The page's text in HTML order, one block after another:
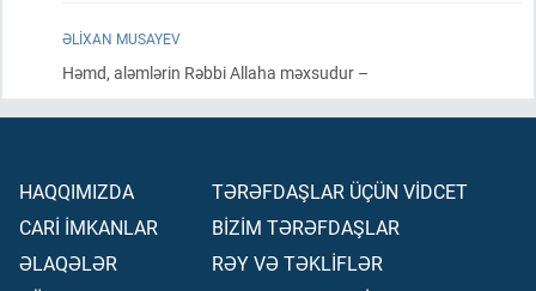
ƏLIXAN MUSAYEV
Həmd, aləmlərin Rəbbi Allaha məxsudur –
HAQQIMIZDA
CARİ İMKANLAR
ƏLAQƏLƏR
TƏRƏFDAŞLAR ÜÇÜN VİDCET
BİZİM TƏRƏFDAŞLAR
RƏY VƏ TƏKLİFLƏR